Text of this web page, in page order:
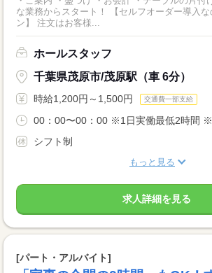
な業務からスタート！ 【セルフオーダー導入なので接客がカンタ
ン】 注文はお客様...
ホールスタッフ
千葉県茂原市/茂原駅（車 6分）
時給1,200円～1,500円 交通費一部支給
00：00〜00：00 ※1日実働最低2時間
シフト制
もっと見る
求人詳細を見る
[パート・アルバイト]